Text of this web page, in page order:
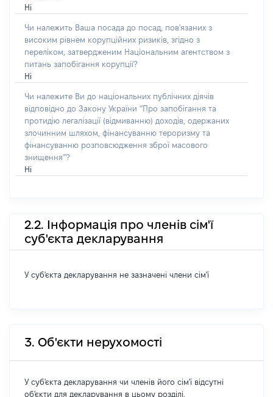
Ні
Чи належить Ваша посада до посад, пов'язаних з
високим рівнем корупційних ризиків, згідно з
переліком, затвердженим Національним агентством з
питань запобігання корупції?
Ні
Чи належите Ви до національних публічних діячів
відповідно до Закону України “Про запобігання та
протидію легалізації (відмиванню) доходів, одержаних
злочинним шляхом, фінансуванню тероризму та
фінансуванню розповсюдження зброї масового
знищення”?
Ні
2.2. Інформація про членів сім'ї
суб'єкта декларування
У суб'єкта декларування не зазначені члени сім'ї
3. Об'єкти нерухомості
У суб'єкта декларування чи членів його сім'ї відсутні
об'єкти для декларування в цьому розділі.